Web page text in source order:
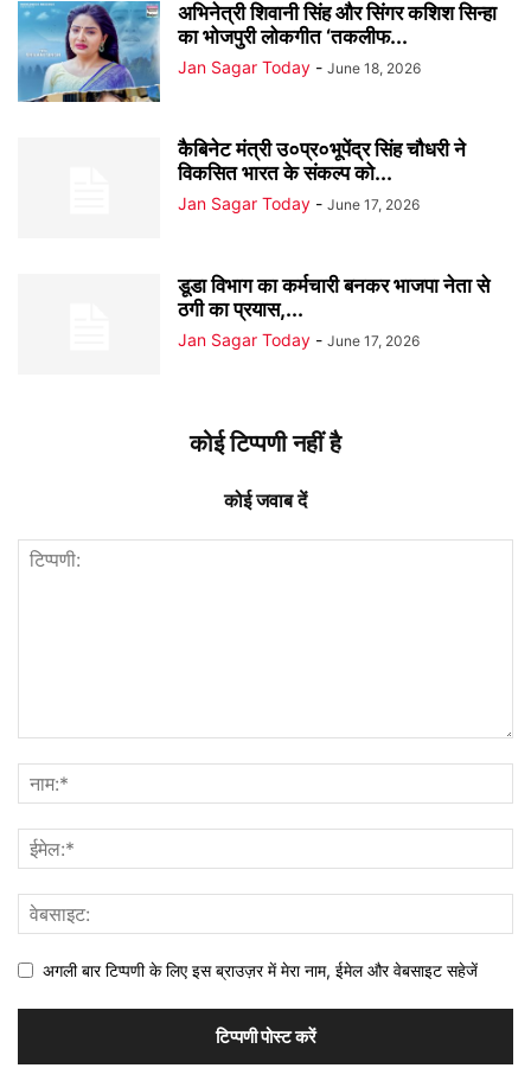
अभिनेत्री शिवानी सिंह और सिंगर कशिश सिन्हा
का भोजपुरी लोकगीत ‘तकलीफ...
Jan Sagar Today - June 18, 2026
कैबिनेट मंत्री उ०प्र०भूपेंद्र सिंह चौधरी ने
विकसित भारत के संकल्प को...
Jan Sagar Today - June 17, 2026
डूडा विभाग का कर्मचारी बनकर भाजपा नेता से
ठगी का प्रयास,...
Jan Sagar Today - June 17, 2026
कोई टिप्पणी नहीं है
कोई जवाब दें
अगली बार टिप्पणी के लिए इस ब्राउज़र में मेरा नाम, ईमेल और वेबसाइट सहेजें